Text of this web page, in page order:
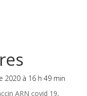
2020 à 16 h 49 min
ARN covid 19,